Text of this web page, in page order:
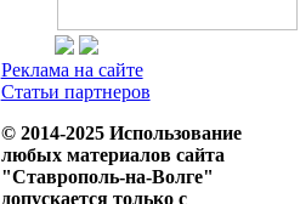
Реклама на сайте
Статьи партнеров
© 2014-2025 Использование
любых материалов сайта
"Ставрополь-на-Волге"
допускается только с